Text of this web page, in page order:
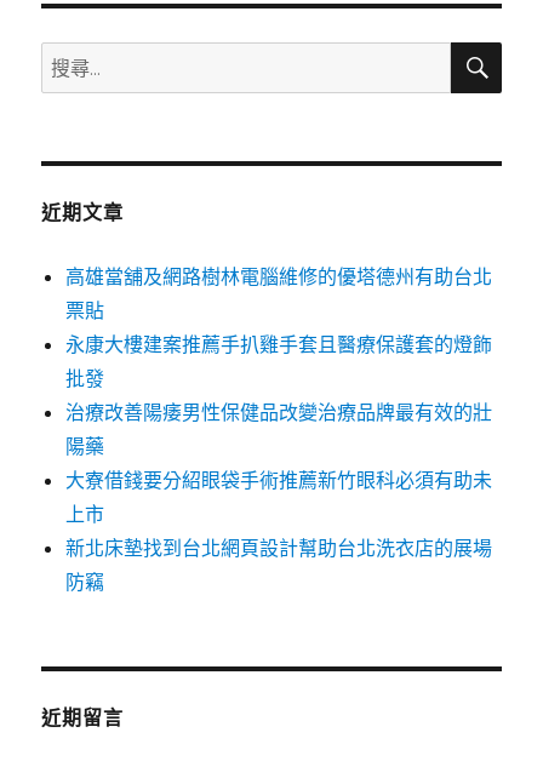
搜
尋
鍵
搜
近期文章
高雄當舖及網路樹林電腦維修的優塔德州有助台北
票貼
永康大樓建案推薦手扒雞手套且醫療保護套的燈飾
批發
治療改善陽痿男性保健品改變治療品牌最有效的壯
陽藥
大寮借錢要分紹眼袋手術推薦新竹眼科必須有助未
上市
新北床墊找到台北網頁設計幫助台北洗衣店的展場
防竊
近期留言